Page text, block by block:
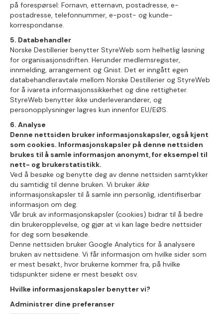
på forespørsel: Fornavn, etternavn, postadresse, e-
postadresse, telefonnummer, e-post- og kunde-
korrespondanse.
5. Databehandler
Norske Destillerier benytter StyreWeb som helhetlig løsning
for organisasjonsdriften. Herunder medlemsregister,
innmelding, arrangement og Gnist. Det er inngått egen
databehandleravtale mellom Norske Destillerier og StyreWeb
for å ivareta informasjonssikkerhet og dine rettigheter.
StyreWeb benytter ikke underleverandører, og
personopplysninger lagres kun innenfor EU/EØS.
6. Analyse
Denne nettsiden bruker informasjonskapsler, også kjent
som cookies. Informasjonskapsler på denne nettsiden
brukes til å samle informasjon anonymt, for eksempel til
nett- og brukerstatistikk.
Ved å besøke og benytte deg av denne nettsiden samtykker
du samtidig til denne bruken. Vi bruker ikke
informasjonskapsler til å samle inn personlig, identifiserbar
informasjon om deg.
Vår bruk av informasjonskapsler (cookies) bidrar til å bedre
din brukeropplevelse, og gjør at vi kan lage bedre nettsider
for deg som besøkende.
Denne nettsiden bruker Google Analytics for å analysere
bruken av nettsidene. Vi får informasjon om hvilke sider som
er mest besøkt, hvor brukerne kommer fra, på hvilke
tidspunkter sidene er mest besøkt osv.
Hvilke informasjonskapsler benytter vi?
Administrer dine preferanser